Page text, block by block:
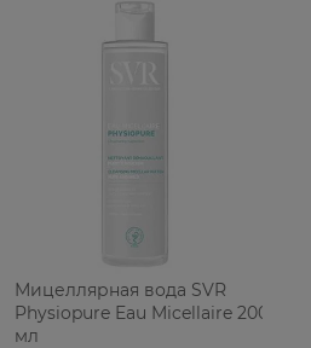
Мицеллярная вода SVR
Physiopure Eau Micellaire 200
мл